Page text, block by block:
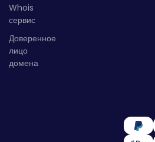
Whois
сервис
Доверенное
лицо
домена